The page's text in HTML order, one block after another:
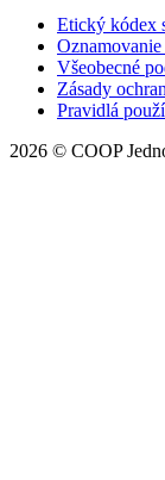
Etický kódex
Všeobecné
Zásady
Pravidlá
2026 © COOP